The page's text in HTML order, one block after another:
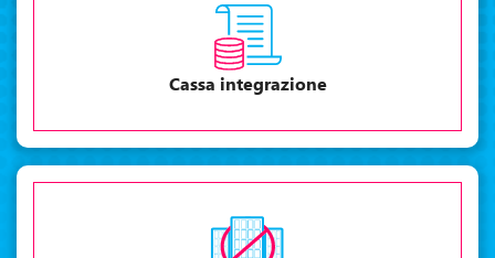
Cassa integrazione